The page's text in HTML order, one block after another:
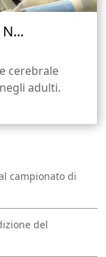
cerebrale
adulti.
campionato di
del